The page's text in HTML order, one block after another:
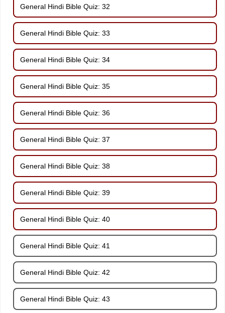
General Hindi Bible Quiz: 32
General Hindi Bible Quiz: 33
General Hindi Bible Quiz: 34
General Hindi Bible Quiz: 35
General Hindi Bible Quiz: 36
General Hindi Bible Quiz: 37
General Hindi Bible Quiz: 38
General Hindi Bible Quiz: 39
General Hindi Bible Quiz: 40
General Hindi Bible Quiz: 41
General Hindi Bible Quiz: 42
General Hindi Bible Quiz: 43